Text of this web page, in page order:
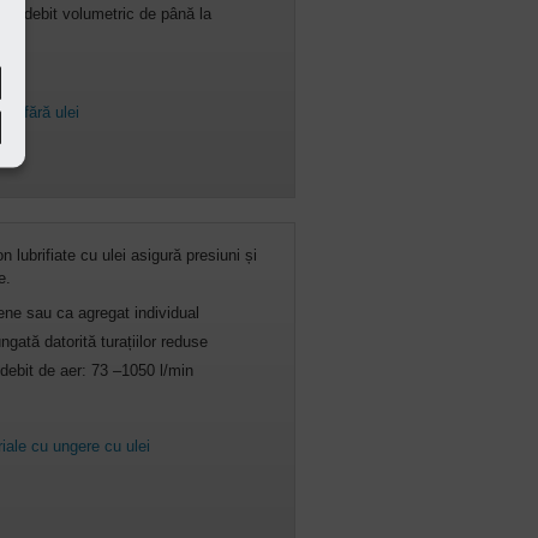
debit volumetric de până la
fără ulei
lubrifiate cu ulei asigură presiuni și
sau ca agregat individual
datorită turațiilor reduse
de aer: 73 –1050 l/min
cu ungere cu ulei